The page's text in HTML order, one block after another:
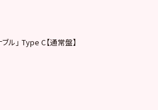
ル」 Type C【通常盤】